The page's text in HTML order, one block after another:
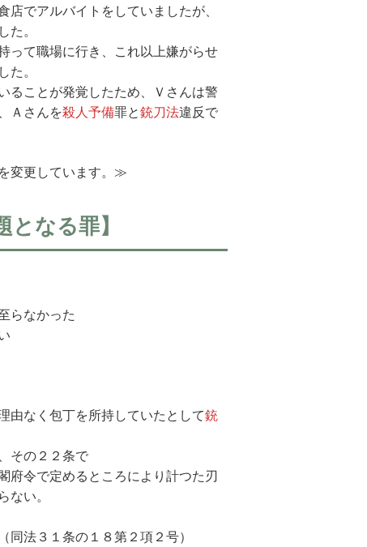
でアルバイトをしていましたが、
。
って職場に行き、これ以上嫌がらせ
。
ることが発覚したため、Ｖさんは警
Ａさんを殺人予備罪と銃刀法違反で
変更しています。≫
なる罪】
らなかった
由なく包丁を所持していたとして銃
その２２条で
府令で定めるところにより計つた刃
い。
法３１条の１８第２項２号）